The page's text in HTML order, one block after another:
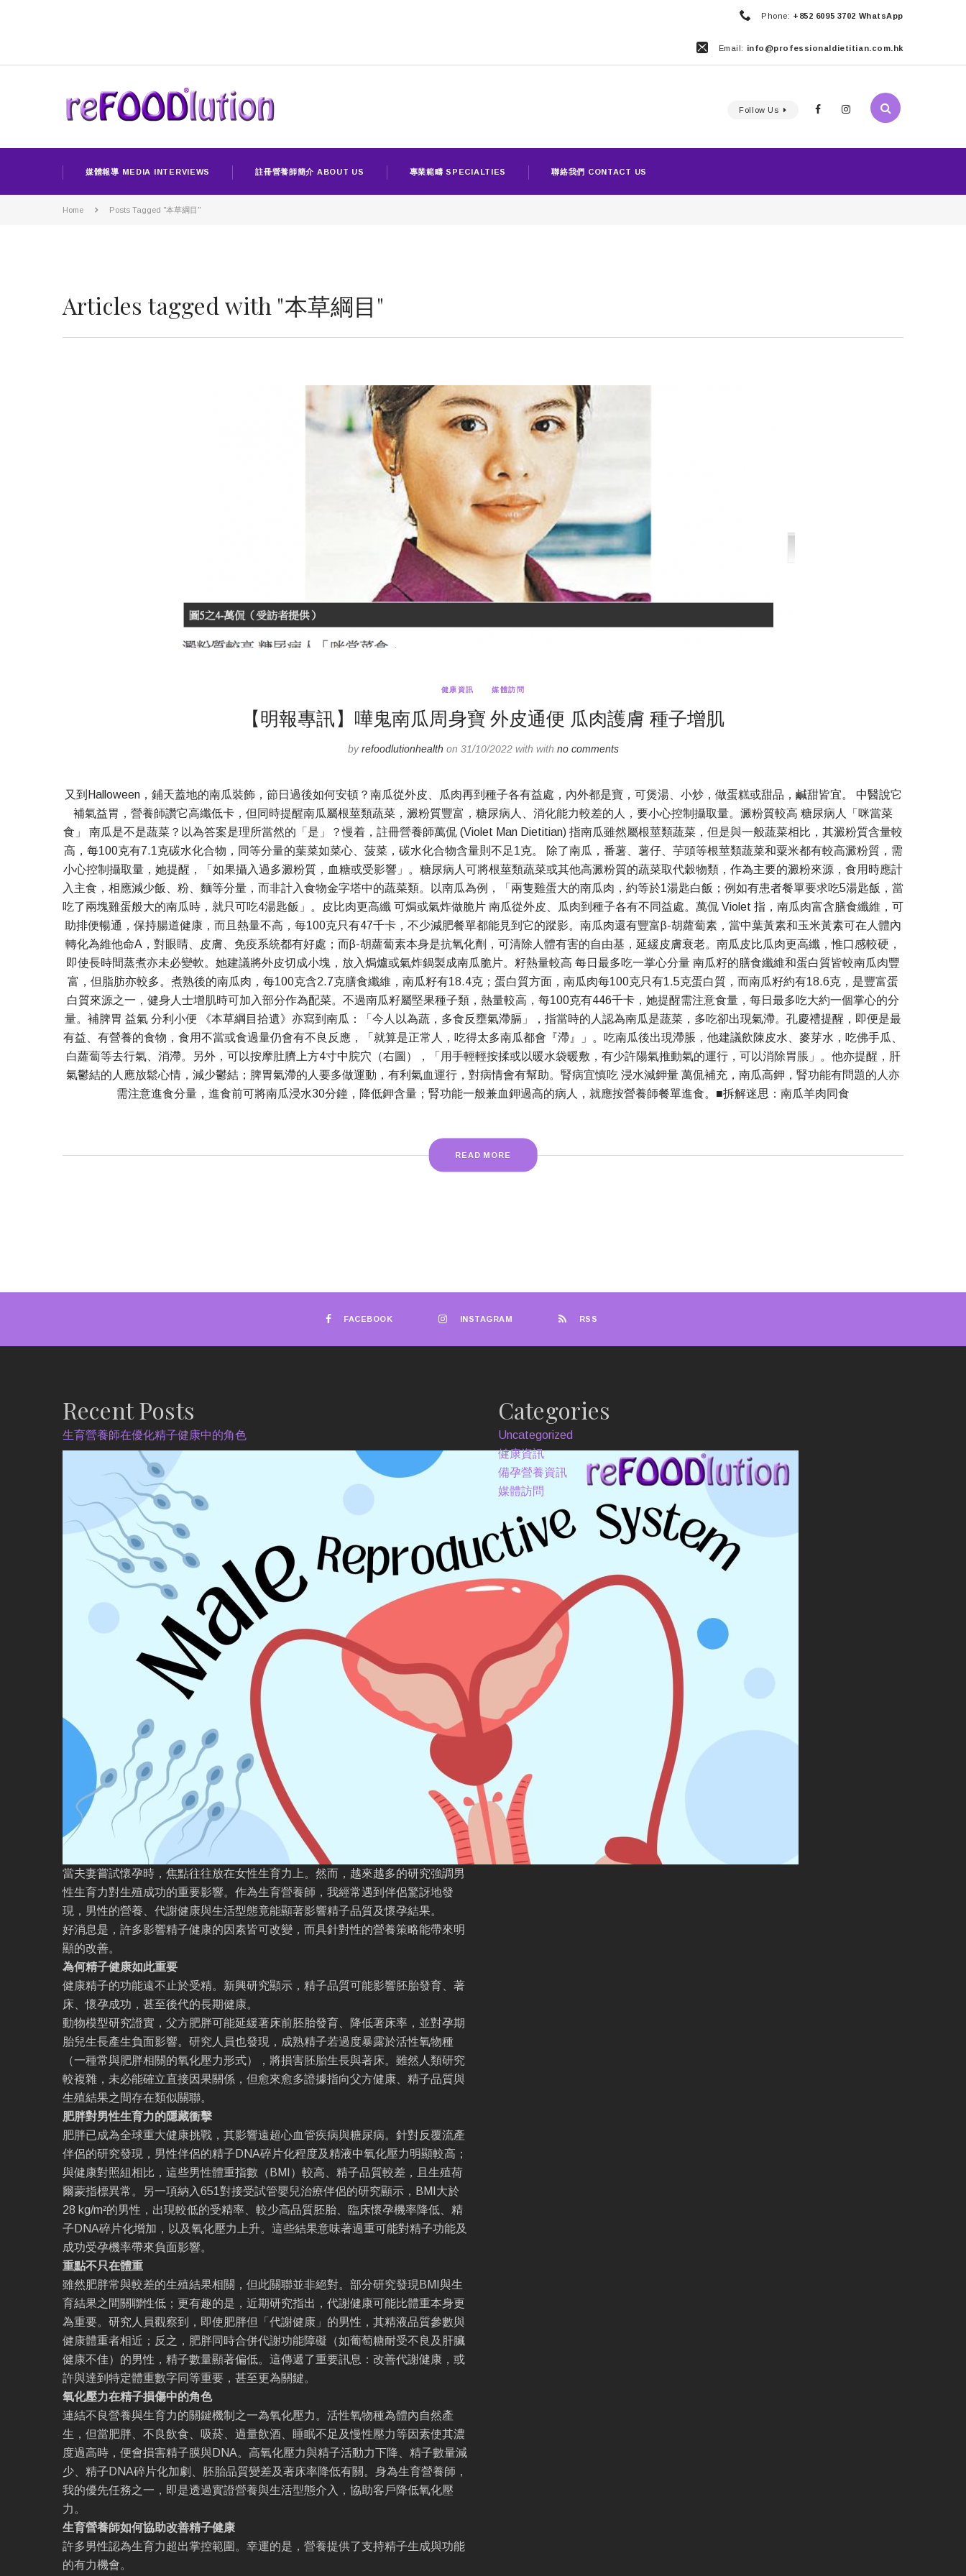
Phone: +852 6095 3702 WhatsApp
Email: info@professionaldietitian.com.hk
Follow Us
媒體報導 MEDIA INTERVIEWS 註冊營養師簡介 ABOUT US 專業範疇 SPECIALTIES 聯絡我們 CONTACT US
Home Posts Tagged "本草綱目"
Articles tagged with "本草綱目"
健康資訊 媒體訪問
【明報專訊】嘩鬼南瓜周身寶 外皮通便 瓜肉護膚 種子增肌
byrefoodlutionhealth on 31/10/2022 with with no comments
又到Halloween，鋪天蓋地的南瓜裝飾，節日過後如何安頓？南瓜從外皮、瓜肉再到種子各有益處，內外都是寶，可煲湯、小炒，做蛋糕或甜品，鹹甜皆宜。 中醫說它
補氣益胃，營養師讚它高纖低卡，但同時提醒南瓜屬根莖類蔬菜，澱粉質豐富，糖尿病人、消化能力較差的人，要小心控制攝取量。澱粉質較高 糖尿病人「咪當菜
食」 南瓜是不是蔬菜？以為答案是理所當然的「是」？慢着，註冊營養師萬侃 (Violet Man Dietitian) 指南瓜雖然屬根莖類蔬菜，但是與一般蔬菜相比，其澱粉質含量較
高，每100克有7.1克碳水化合物，同等分量的葉菜如菜心、菠菜，碳水化合物含量則不足1克。 除了南瓜，番薯、薯仔、芋頭等根莖類蔬菜和粟米都有較高澱粉質，需
小心控制攝取量，她提醒，「如果攝入過多澱粉質，血糖或受影響」。糖尿病人可將根莖類蔬菜或其他高澱粉質的蔬菜取代穀物類，作為主要的澱粉來源，食用時應計
入主食，相應減少飯、粉、麵等分量，而非計入食物金字塔中的蔬菜類。以南瓜為例，「兩隻雞蛋大的南瓜肉，約等於1湯匙白飯；例如有患者餐單要求吃5湯匙飯，當
吃了兩塊雞蛋般大的南瓜時，就只可吃4湯匙飯」。皮比肉更高纖 可焗或氣炸做脆片 南瓜從外皮、瓜肉到種子各有不同益處。萬侃 Violet 指，南瓜肉富含膳食纖維，可
助排便暢通，保持腸道健康，而且熱量不高，每100克只有47千卡，不少減肥餐單都能見到它的蹤影。南瓜肉還有豐富β-胡蘿蔔素，當中葉黃素和玉米黃素可在人體內
轉化為維他命A，對眼睛、皮膚、免疫系統都有好處；而β-胡蘿蔔素本身是抗氧化劑，可清除人體有害的自由基，延緩皮膚衰老。南瓜皮比瓜肉更高纖，惟口感較硬，
即使長時間蒸煮亦未必變軟。她建議將外皮切成小塊，放入焗爐或氣炸鍋製成南瓜脆片。籽熱量較高 每日最多吃一掌心分量 南瓜籽的膳食纖維和蛋白質皆較南瓜肉豐
富，但脂肪亦較多。煮熟後的南瓜肉，每100克含2.7克膳食纖維，南瓜籽有18.4克；蛋白質方面，南瓜肉每100克只有1.5克蛋白質，而南瓜籽約有18.6克，是豐富蛋
白質來源之一，健身人士增肌時可加入部分作為配菜。不過南瓜籽屬堅果種子類，熱量較高，每100克有446千卡，她提醒需注意食量，每日最多吃大約一個掌心的分
量。補脾胃 益氣 分利小便 《本草綱目拾遺》亦寫到南瓜：「今人以為蔬，多食反壅氣滯膈」，指當時的人認為南瓜是蔬菜，多吃卻出現氣滯。孔慶禮提醒，即便是最
有益、有營養的食物，食用不當或食過量仍會有不良反應，「就算是正常人，吃得太多南瓜都會『滯』」。吃南瓜後出現滯脹，他建議飲陳皮水、麥芽水，吃佛手瓜、
白蘿蔔等去行氣、消滯。另外，可以按摩肚臍上方4寸中脘穴（右圖），「用手輕輕按揉或以暖水袋暖敷，有少許陽氣推動氣的運行，可以消除胃脹」。他亦提醒，肝
氣鬱結的人應放鬆心情，減少鬱結；脾胃氣滯的人要多做運動，有利氣血運行，對病情會有幫助。腎病宜慎吃 浸水減鉀量 萬侃補充，南瓜高鉀，腎功能有問題的人亦
需注意進食分量，進食前可將南瓜浸水30分鐘，降低鉀含量；腎功能一般兼血鉀過高的病人，就應按營養師餐單進食。■拆解迷思：南瓜羊肉同食
READ MORE
FACEBOOK INSTAGRAM RSS
Recent Posts
生育營養師在優化精子健康中的角色
當夫妻嘗試懷孕時，焦點往往放在女性生育力上。然而，越來越多的研究強調男
性生育力對生殖成功的重要影響。作為生育營養師，我經常遇到伴侶驚訝地發
現，男性的營養、代謝健康與生活型態竟能顯著影響精子品質及懷孕結果。
好消息是，許多影響精子健康的因素皆可改變，而具針對性的營養策略能帶來明
顯的改善。
為何精子健康如此重要
健康精子的功能遠不止於受精。新興研究顯示，精子品質可能影響胚胎發育、著
床、懷孕成功，甚至後代的長期健康。
動物模型研究證實，父方肥胖可能延緩著床前胚胎發育、降低著床率，並對孕期
胎兒生長產生負面影響。研究人員也發現，成熟精子若過度暴露於活性氧物種
（一種常與肥胖相關的氧化壓力形式），將損害胚胎生長與著床。雖然人類研究
較複雜，未必能確立直接因果關係，但愈來愈多證據指向父方健康、精子品質與
生殖結果之間存在類似關聯。
肥胖對男性生育力的隱藏衝擊
肥胖已成為全球重大健康挑戰，其影響遠超心血管疾病與糖尿病。針對反覆流產
伴侶的研究發現，男性伴侶的精子DNA碎片化程度及精液中氧化壓力明顯較高；
與健康對照組相比，這些男性體重指數（BMI）較高、精子品質較差，且生殖荷
爾蒙指標異常。另一項納入651對接受試管嬰兒治療伴侶的研究顯示，BMI大於
28 kg/m²的男性，出現較低的受精率、較少高品質胚胎、臨床懷孕機率降低、精
子DNA碎片化增加，以及氧化壓力上升。這些結果意味著過重可能對精子功能及
成功受孕機率帶來負面影響。
重點不只在體重
雖然肥胖常與較差的生殖結果相關，但此關聯並非絕對。部分研究發現BMI與生
育結果之間關聯性低；更有趣的是，近期研究指出，代謝健康可能比體重本身更
為重要。研究人員觀察到，即使肥胖但「代謝健康」的男性，其精液品質參數與
健康體重者相近；反之，肥胖同時合併代謝功能障礙（如葡萄糖耐受不良及肝臟
健康不佳）的男性，精子數量顯著偏低。這傳遞了重要訊息：改善代謝健康，或
許與達到特定體重數字同等重要，甚至更為關鍵。
氧化壓力在精子損傷中的角色
連結不良營養與生育力的關鍵機制之一為氧化壓力。活性氧物種為體內自然產
生，但當肥胖、不良飲食、吸菸、過量飲酒、睡眠不足及慢性壓力等因素使其濃
度過高時，便會損害精子膜與DNA。高氧化壓力與精子活動力下降、精子數量減
少、精子DNA碎片化加劇、胚胎品質變差及著床率降低有關。身為生育營養師，
我的優先任務之一，即是透過實證營養與生活型態介入，協助客戶降低氧化壓
力。
生育營養師如何協助改善精子健康
許多男性認為生育力超出掌控範圍。幸運的是，營養提供了支持精子生成與功能
的有力機會。
Categories
Uncategorized
健康資訊
備孕營養資訊
媒體訪問